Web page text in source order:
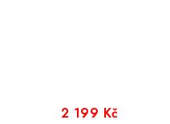
2 199 Kč